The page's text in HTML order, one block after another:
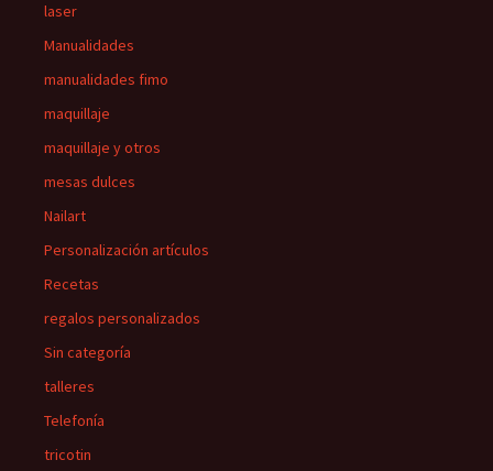
laser
Manualidades
manualidades fimo
maquillaje
maquillaje y otros
mesas dulces
Nailart
Personalización artículos
Recetas
regalos personalizados
Sin categoría
talleres
Telefonía
tricotin